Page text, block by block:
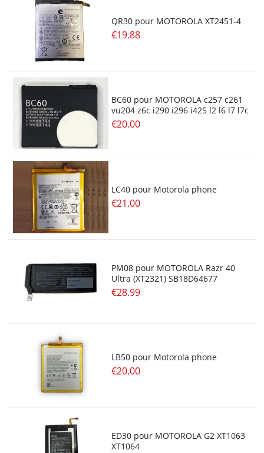
QR30 pour MOTOROLA XT2451-4
€19.88
BC60 pour MOTOROLA c257 c261
vu204 z6c i290 i296 i425 l2 l6 l7 l7c
€20.00
LC40 pour Motorola phone
€21.00
PM08 pour MOTOROLA Razr 40
Ultra (XT2321) SB18D64677
€28.99
LB50 pour Motorola phone
€20.00
ED30 pour MOTOROLA G2 XT1063
XT1064